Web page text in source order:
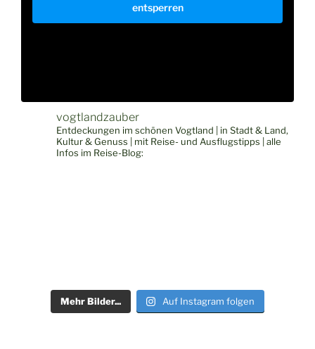
entsperren
vogtlandzauber
Entdeckungen im schönen Vogtland | in Stadt & Land,
Kultur & Genuss | mit Reise- und Ausflugstipps | alle
Infos im Reise-Blog:
Mehr Bilder... Auf Instagram folgen